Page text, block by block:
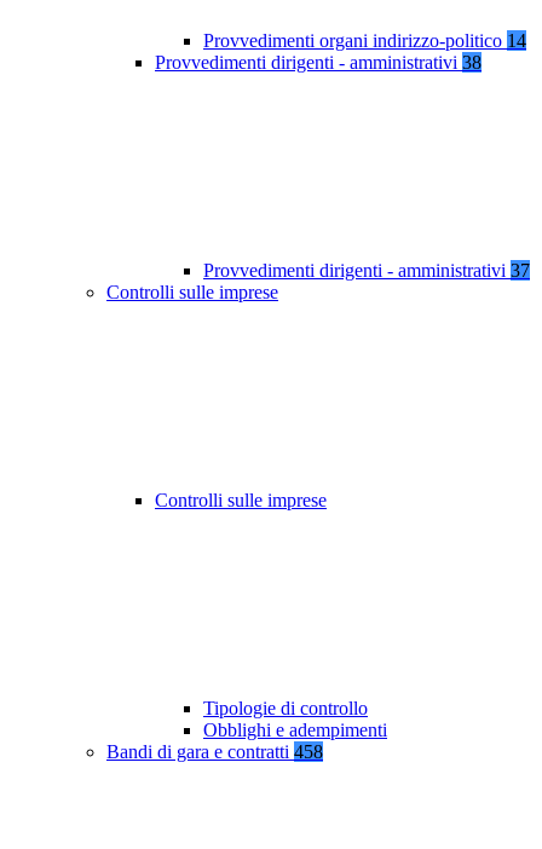
Provvedimenti organi indirizzo-politico 14
Provvedimenti dirigenti - amministrativi 38
Provvedimenti dirigenti - amministrativi 37
Controlli sulle imprese
Controlli sulle imprese
Tipologie di controllo
Obblighi e adempimenti
Bandi di gara e contratti 458